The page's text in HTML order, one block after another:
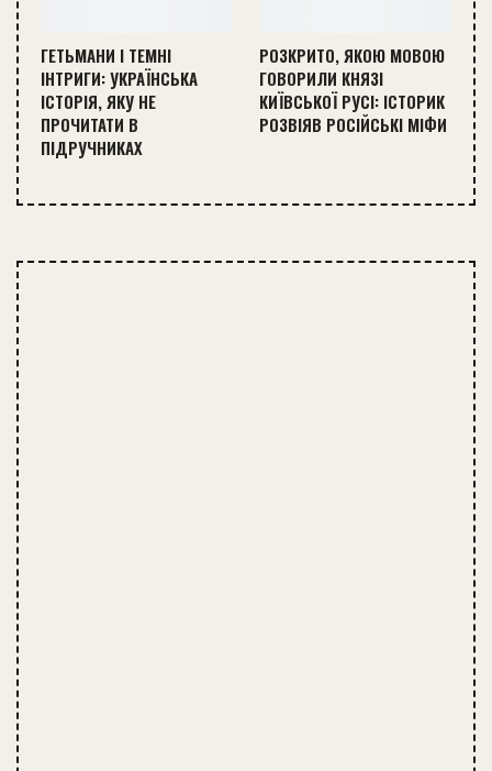
ГЕТЬМАНИ І ТЕМНІ
ІНТРИГИ: УКРАЇНСЬКА
ІСТОРІЯ, ЯКУ НЕ
ПРОЧИТАТИ В
ПІДРУЧНИКАХ
РОЗКРИТО, ЯКОЮ МОВОЮ
ГОВОРИЛИ КНЯЗІ
КИЇВСЬКОЇ РУСІ: ІСТОРИК
РОЗВІЯВ РОСІЙСЬКІ МІФИ